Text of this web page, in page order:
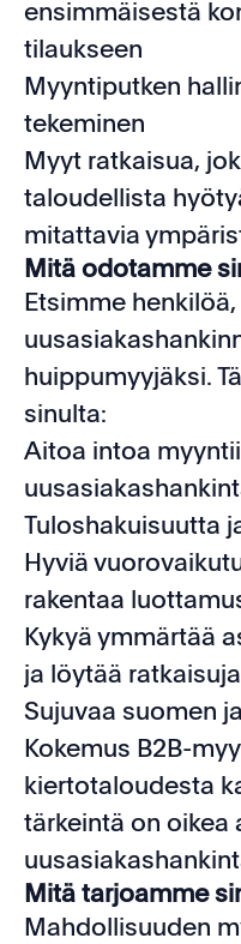
ensimmäisestä
tilaukseen
Myyntiputken
tekeminen
Myyt ratkaisua,
taloudellista
mitattavia
Mitä odotamme
Etsimme
huippumyyjäksi.
sinulta:
Aitoa intoa
Tuloshakuisuutta
Hyviä
rakentaa
Kykyä ymmärtää
ja löytää ratkaisuja
Sujuvaa suomen
Kokemus B2B-
kiertotaloudesta
tärkeintä on oikea
Mitä tarjoamme
Mahdollisuuden